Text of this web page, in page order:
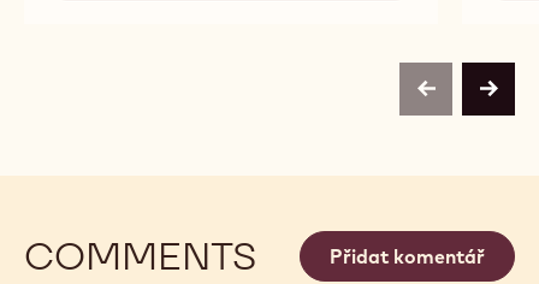
previousnext
COMMENTS Přidat komentář